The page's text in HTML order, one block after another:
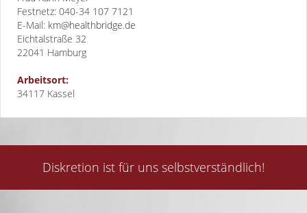
Festnetz: 040-34 107 7121
E-Mail: km@healthbridge.de
Eichtalstraße 32
22041 Hamburg
Arbeitsort:
34117 Kassel
Diskretion ist für uns selbstverständlich!